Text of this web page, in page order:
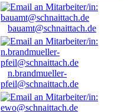
bauamt@schnaittach.de
n.brandmueller-
pfeil@schnaittach.de